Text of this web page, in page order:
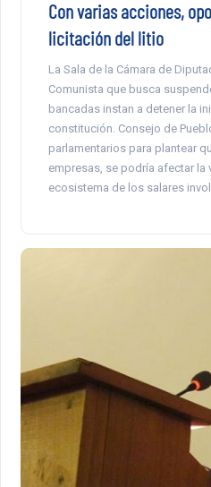
Con varias acciones,
licitación del litio
La Sala de la Cámara de
Comunista que busca
bancadas instan a detener la
constitución. Consejo de
parlamentarios para plantear
empresas, se podría afectar la
ecosistema de los salares